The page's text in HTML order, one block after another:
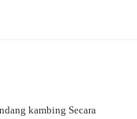
kambing Secara